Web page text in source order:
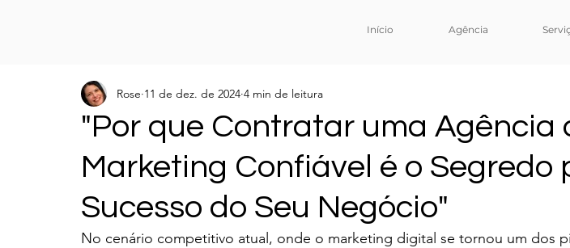
Início Agência
"Por que Contratar uma Agência
Marketing Confiável é o Segredo
Sucesso do Seu Negócio"
Rose 11 de dez. de 2024 4 min de leitura
No cenário competitivo atual, onde o marketing digital se tornou um dos